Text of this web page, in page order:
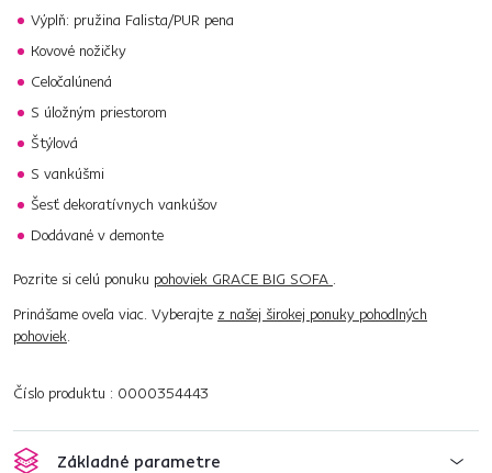
Výplň: pružina Falista/PUR pena
Kovové nožičky
Celočalúnená
S úložným priestorom
Štýlová
S vankúšmi
Šesť dekoratívnych vankúšov
Dodávané v demonte
Pozrite si celú ponuku pohoviek GRACE BIG SOFA .
Prinášame oveľa viac. Vyberajte z našej širokej ponuky pohodlných
pohoviek.
Číslo produktu : 0000354443
Základné parametre